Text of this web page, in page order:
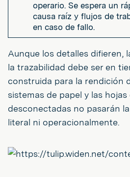
operario. Se espera un
causa raíz y flujos de
en caso de fallo.
Aunque los detalles difieren,
la trazabilidad debe ser en
construida para la rendición
sistemas de papel y las hojas
desconectadas no pasarán
literal ni operacionalmente.